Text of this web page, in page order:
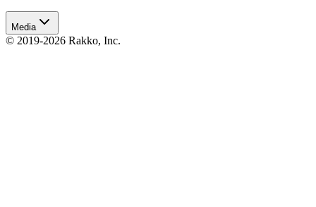
Media
© 2019-2026 Rakko, Inc.